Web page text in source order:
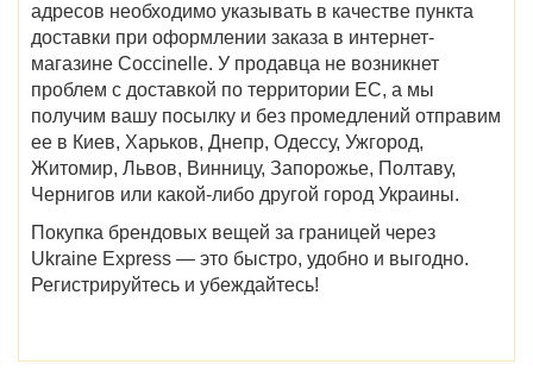
адресов необходимо указывать в качестве пункта
доставки при оформлении заказа в интернет-
магазине Coccinelle. У продавца не возникнет
проблем с доставкой по территории ЕС, а мы
получим вашу посылку и без промедлений отправим
ее в Киев, Харьков, Днепр, Одессу, Ужгород,
Житомир, Львов, Винницу, Запорожье, Полтаву,
Чернигов или какой-либо другой город Украины.
Покупка брендовых вещей за границей через
Ukraine Express — это быстро, удобно и выгодно.
Регистрируйтесь и убеждайтесь!